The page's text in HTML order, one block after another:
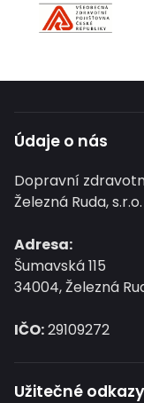
Údaje o nás
Dopravní
Železná Ruda, s.r.o.
Adresa:
Šumavská 115
34004, Železná
IČO:29109272
Užitečné odkazy